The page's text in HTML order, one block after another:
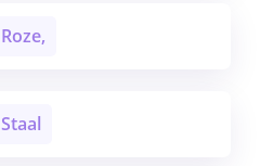
Roze,
Staal